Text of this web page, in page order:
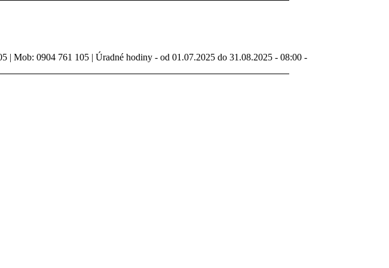
| Mob: 0904 761 105 | Úradné hodiny - od 01.07.2025 do 31.08.2025 - 08:00 -